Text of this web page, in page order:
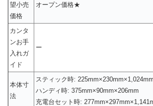
望小売
価格
オープン価格★
カンタ
ンお手
入れガ
イド
ー
本体寸
法
スティック時: 225mm×230mm×1,024mm
ハンディ時: 375mm×90mm×206mm
充電台セット時: